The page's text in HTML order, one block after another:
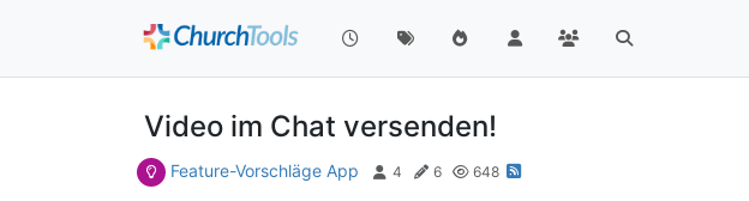
Video im Chat versenden!
Feature-Vorschläge App 4 6 648